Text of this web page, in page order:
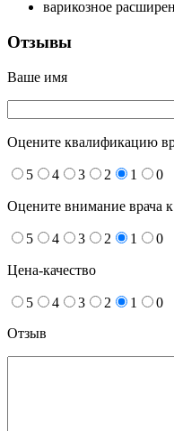
варикозное
Отзывы
Ваше имя
Оцените квалификацию
5 4 3 2 1 0
Оцените внимание врача
5 4 3 2 1 0
Цена-качество
5 4 3 2 1
0
Отзыв